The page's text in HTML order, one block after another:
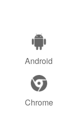
Android
Chrome